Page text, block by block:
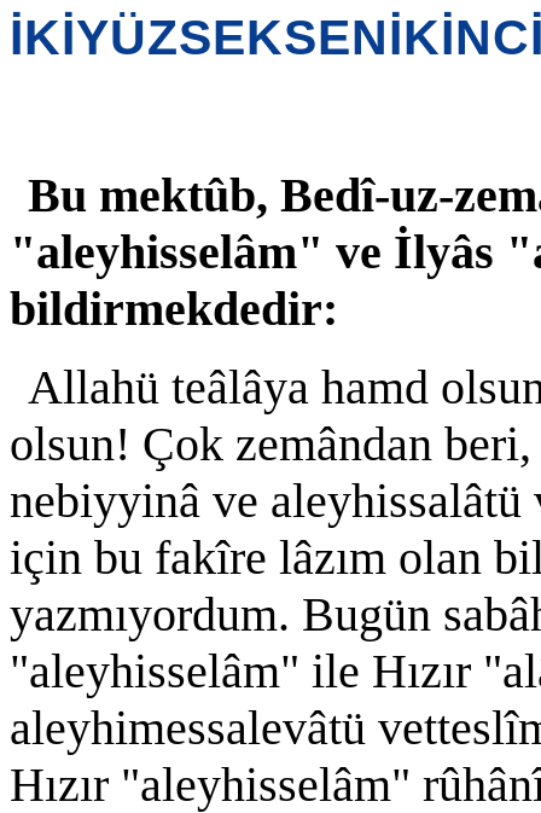
Bu mektûb, Bedî-uz-
"aleyhisselâm" ve İlyâs
bildirmekdedir:
Allahü teâlâya hamd
olsun! Çok zemândan
nebiyyinâ ve
için bu fakîre lâzım olan
yazmıyordum. Bugün
"aleyhisselâm" ile Hızır
aleyhimessalevâtü
Hızır "aleyhisselâm"